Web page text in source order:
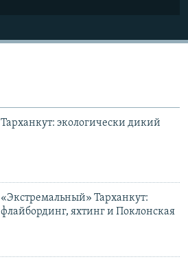
Тарханкут: экологически дикий
«Экстремальный» Тарханкут:
флайбординг, яхтинг и Поклонская